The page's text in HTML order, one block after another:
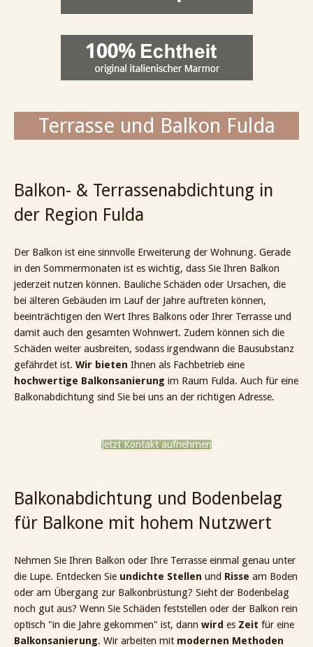
Terrasse und Balkon Fulda
Balkon- & Terrassenabdichtung in
der Region Fulda
Der Balkon ist eine sinnvolle Erweiterung der Wohnung. Gerade
in den Sommermonaten ist es wichtig, dass Sie Ihren Balkon
jederzeit nutzen können. Bauliche Schäden oder Ursachen, die
bei älteren Gebäuden im Lauf der Jahre auftreten können,
beeinträchtigen den Wert Ihres Balkons oder Ihrer Terrasse und
damit auch den gesamten Wohnwert. Zudem können sich die
Schäden weiter ausbreiten, sodass irgendwann die Bausubstanz
gefährdet ist. Wir bieten Ihnen als Fachbetrieb eine
hochwertige Balkonsanierung im Raum Fulda. Auch für eine
Balkonabdichtung sind Sie bei uns an der richtigen Adresse.
Jetzt Kontakt aufnehmen
Balkonabdichtung und Bodenbelag
für Balkone mit hohem Nutzwert
Nehmen Sie Ihren Balkon oder Ihre Terrasse einmal genau unter
die Lupe. Entdecken Sie undichte Stellen und Risse am Boden
oder am Übergang zur Balkonbrüstung? Sieht der Bodenbelag
noch gut aus? Wenn Sie Schäden feststellen oder der Balkon rein
optisch "in die Jahre gekommen" ist, dann wird es Zeit für eine
Balkonsanierung. Wir arbeiten mit modernen Methoden